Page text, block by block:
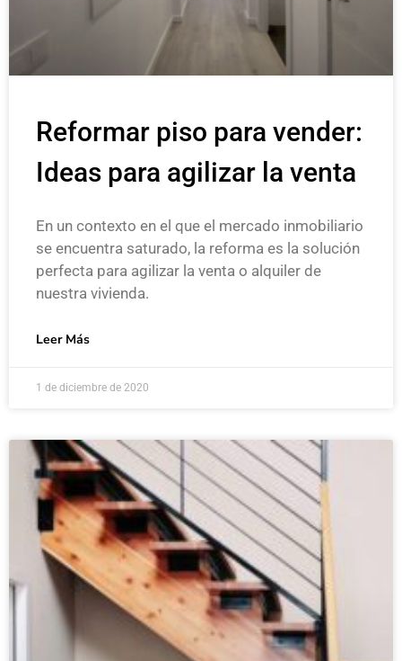
Reformar piso para vender:
Ideas para agilizar la venta
En un contexto en el que el mercado inmobiliario
se encuentra saturado, la reforma es la solución
perfecta para agilizar la venta o alquiler de
nuestra vivienda.
Leer Más
1 de diciembre de 2020